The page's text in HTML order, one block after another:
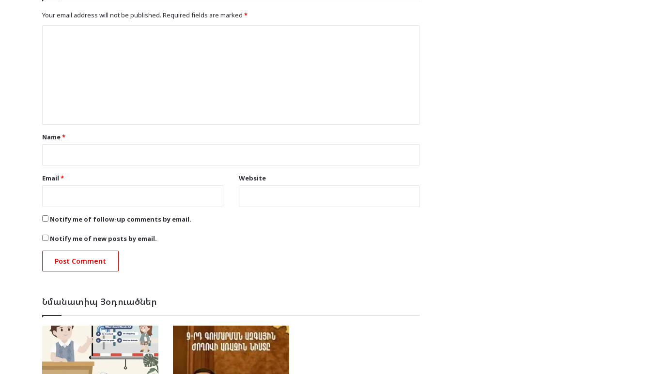
Your email address will not be published. Required fields are marked *
*Name*
Email * Website
Notify me of follow-up comments by email.
Notify me of new posts by email.
Նմանատիպ Յօդուածներ